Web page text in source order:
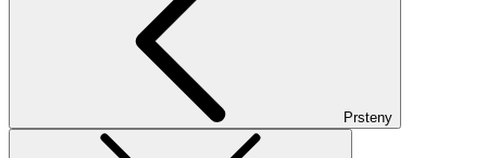
Prsteny